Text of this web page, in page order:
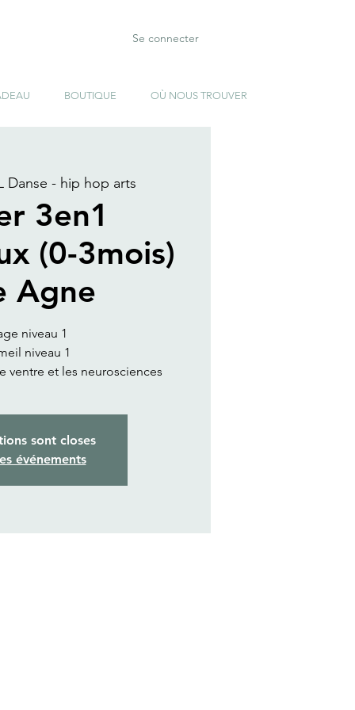
Se connecter
BOUTIQUE OÙ NOUS TROUVER
Danse - hip hop arts
3en1
(0-3mois)
Agne
niveau 1
niveau 1
ventre et les neurosciences
sont closes
événements